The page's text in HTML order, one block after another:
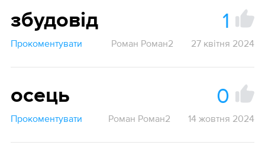
збудовід 1
Прокоментувати Роман Роман2 27 квітня 2024
осець 0
Прокоментувати Роман Роман2 14 жовтня 2024